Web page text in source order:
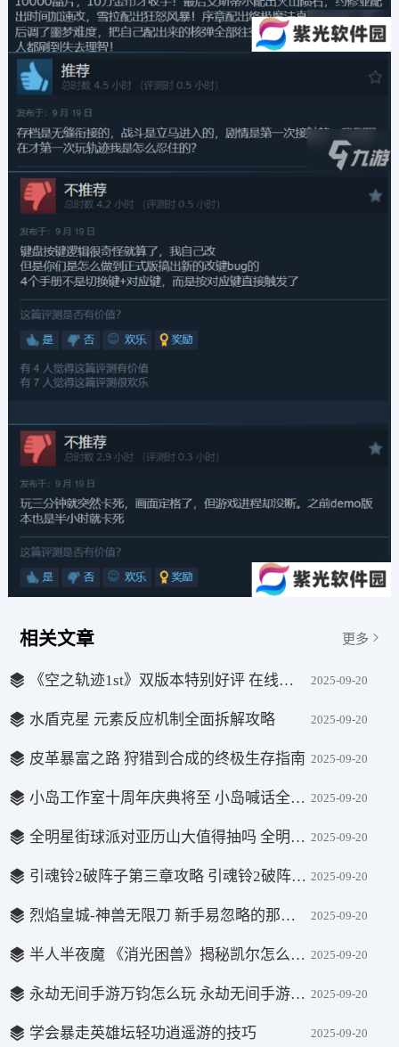
相关文章 更多
《空之轨迹1st》双版本特别好评 在线人数近万人 2025-09-20
水盾克星 元素反应机制全面拆解攻略 2025-09-20
皮革暴富之路 狩猎到合成的终极生存指南 2025-09-20
小岛工作室十周年庆典将至 小岛喊话全体"山姆同僚" 2025-09-20
全明星街球派对亚历山大值得抽吗 全明星街球派对亚历山大强度分析 2025-09-20
引魂铃2破阵子第三章攻略 引魂铃2破阵子第三章攻略详细介绍 2025-09-20
烈焰皇城-神兽无限刀 新手易忽略的那些关键问题 2025-09-20
半人半夜魔 《消光困兽》揭秘凯尔怎么保住人性 2025-09-20
永劫无间手游万钧怎么玩 永劫无间手游万钧玩法攻略 2025-09-20
学会暴走英雄坛轻功逍遥游的技巧 2025-09-20